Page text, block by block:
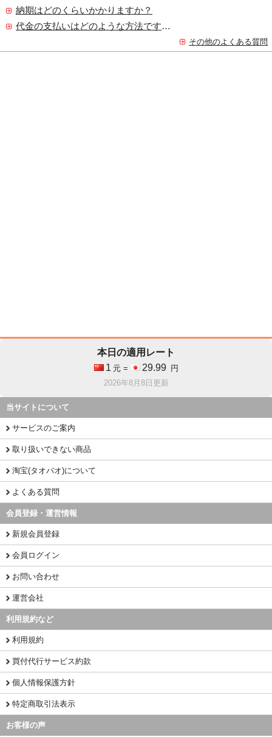
納期はどのくらいかかりますか？
代金の支払いはどのような方法ですか？
その他のよくある質問
本日の適用レート
1 元 = 29.99
円
2026年8月8日更新
当サイトについて
サービスのご案内
取り扱いできない商品
淘宝(タオバオ)について
よくある質問
会員登録・運営情報
新規会員登録
会員ログイン
お問い合わせ
運営会社
利用規約など
利用規約
買付代行サービス約款
個人情報保護方針
特定商取引法表示
お客様の声